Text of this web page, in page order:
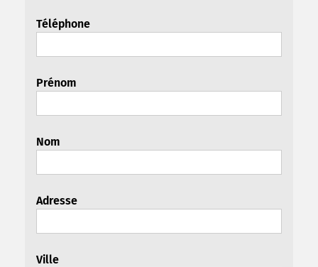
Téléphone
Prénom
Nom
Adresse
Ville